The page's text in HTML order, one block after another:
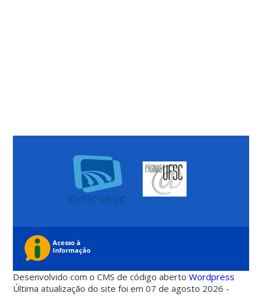
Desenvolvido com o CMS de código abertoWordpress
Última atualização do site foi em 07 de agosto 2026 -